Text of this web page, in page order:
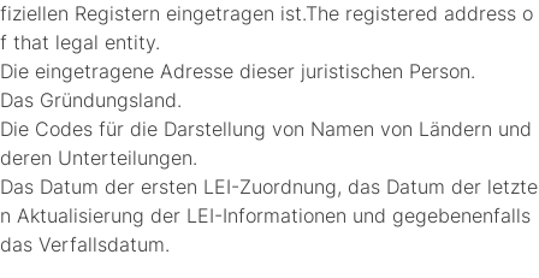
fiziellen Registern eingetragen ist.The registered address o
f that legal entity.
Die eingetragene Adresse dieser juristischen Person.
Das Gründungsland.
Die Codes für die Darstellung von Namen von Ländern und
deren Unterteilungen.
Das Datum der ersten LEI-Zuordnung, das Datum der letzte
n Aktualisierung der LEI-Informationen und gegebenenfalls
das Verfallsdatum.